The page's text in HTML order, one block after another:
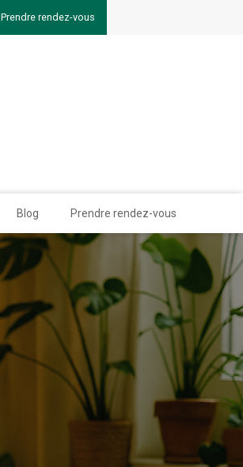
Prendre rendez-vous
Blog Prendre rendez-vous